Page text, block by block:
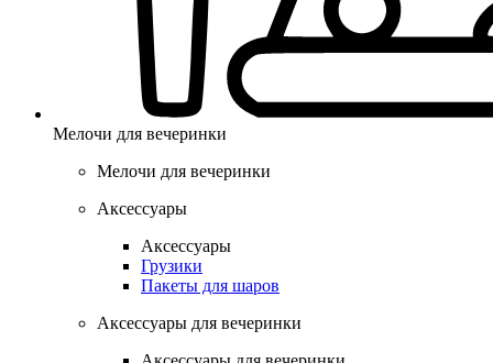
Мелочи для вечеринки
Мелочи для вечеринки
Аксессуары
Аксессуары
Грузики
Пакеты для шаров
Аксессуары для вечеринки